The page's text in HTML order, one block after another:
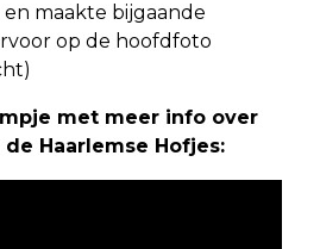
maakte bijgaande
op de hoofdfoto
met meer info over
Haarlemse Hofjes: